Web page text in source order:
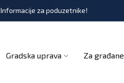
Informacije za poduzetnike!
Gradska uprava Za građane